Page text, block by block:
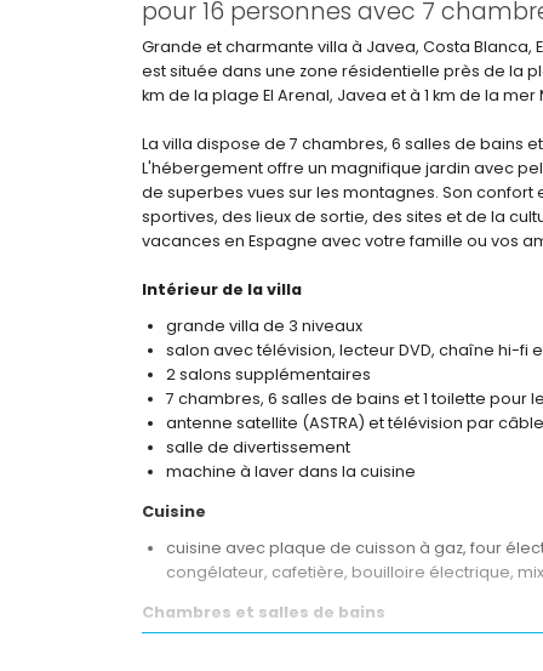
pour 16 personnes avec 7
Grande et charmante villa à Javea, Costa Blanca,
est située dans une zone résidentielle près de la
km de la plage El Arenal, Javea et à 1 km de la
La villa dispose de 7 chambres, 6 salles de bains
L'hébergement offre un magnifique jardin avec
de superbes vues sur les montagnes. Son
sportives, des lieux de sortie, des sites et de la
vacances en Espagne avec votre famille ou vos
Intérieur de la villa
grande villa de 3 niveaux
salon avec télévision, lecteur DVD, chaîne hi-fi
2 salons supplémentaires
7 chambres, 6 salles de bains et 1 toilette pour
antenne satellite (ASTRA) et télévision par câble
salle de divertissement
machine à laver dans la cuisine
Cuisine
cuisine avec plaque de cuisson à gaz, four
congélateur, cafetière, bouilloire électrique,
Chambres et salles de bains
2 chambres avec climatisation, chacune avec